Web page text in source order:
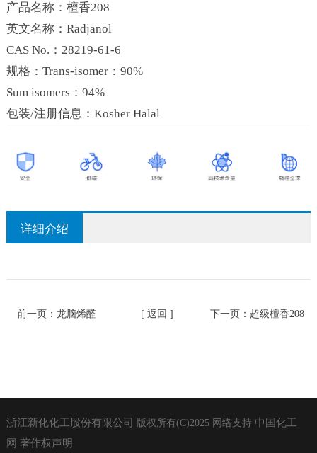
产品名称：檀香208
英文名称：Radjanol
CAS No.：28219-61-6
规格：Trans-isomer：90%
Sum isomers：94%
包装/注册信息：Kosher Halal
详细介绍
前一页： 龙脑烯醛 [ 返回 ] 下一页： 超级檀香208
浙江新化化工股份有限公司 版权所有(C)2025网络支持 中国化工
网 著作权声明